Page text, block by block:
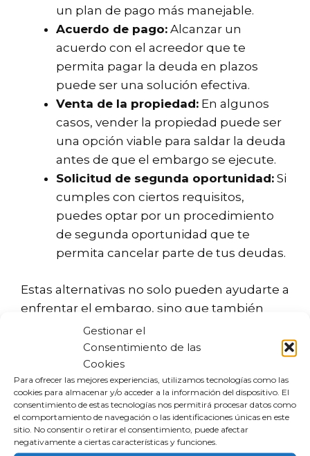
Gestionar el
Consentimiento de las
Cookies
Para ofrecer las mejores experiencias, utilizamos tecnologías como las
cookies para almacenar y/o acceder a la información del dispositivo. El
consentimiento de estas tecnologías nos permitirá procesar datos como
el comportamiento de navegación o las identificaciones únicas en este
sitio. No consentir o retirar el consentimiento, puede afectar
negativamente a ciertas características y funciones.
un plan de pago más manejable.
Acuerdo de pago: Alcanzar un
acuerdo con el acreedor que te
permita pagar la deuda en plazos
puede ser una solución efectiva.
Venta de la propiedad: En algunos
casos, vender la propiedad puede ser
una opción viable para saldar la deuda
antes de que el embargo se ejecute.
Solicitud de segunda oportunidad: Si
cumples con ciertos requisitos,
puedes optar por un procedimiento
de segunda oportunidad que te
permita cancelar parte de tus deudas.
Estas alternativas no solo pueden ayudarte a
enfrentar el embargo, sino que también
ofrecen una oportunidad para reorganizar
tus finanzas y proteger tu patrimonio en el
¿Puede Hacienda
embargar mi casa?